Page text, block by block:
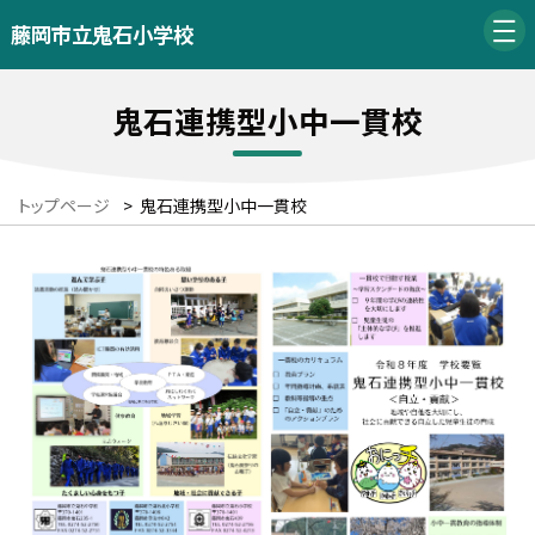
藤岡市立鬼石小学校
鬼石連携型小中一貫校
トップページ > 鬼石連携型小中一貫校